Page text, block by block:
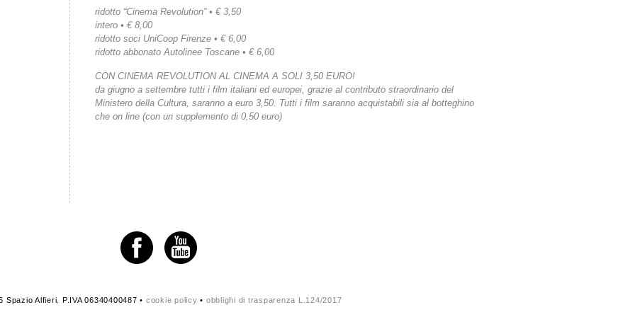
ridotto “Cinema Revolution” • € 3,50
intero • € 8,00
ridotto soci UniCoop Firenze • € 6,00
ridotto abbonato Autolinee Toscane • € 6,00
CON CINEMA REVOLUTION AL CINEMA A SOLI 3,50 EURO!
da giugno a settembre tutti i film italiani ed europei, grazie al contributo straordinario del
Ministero della Cultura, saranno a euro 3,50. Tutti i film saranno acquistabili sia al botteghino
che on line (con un supplemento di 0,50 euro)
Spazio Alfieri. P.IVA 06340400487 • cookie policy • obblighi di trasparenza L.124/2017